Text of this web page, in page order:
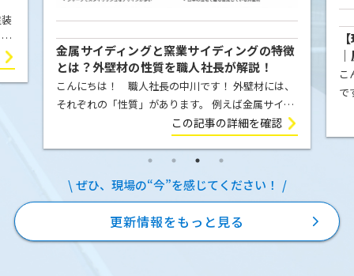
金属サイディングと窯業サイディングの特徴
とは？外壁材の性質を職人社長が解説！
こんにちは！ 職人社長の中川です！ 外壁材には、
それぞれの「性質」があります。 例えば金属サイデ
ィング（ガルバリウム鋼板）は、気温の変化によっ
て膨張したり収縮したりします。夏の強い日差しを
受ければ少し伸び、冬に気温が下が […]
この記事の詳細を確認
こ
で
ぜひ、現場の“今”を感じてください！
更新情報をもっと見る